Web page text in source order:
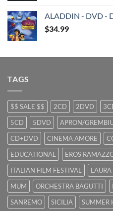
$29.99.$9.99.
ALADDIN - DVD -
$34.99
TAGS
$$ SALE $$ 2CD 2DVD
5CD
5DVD APRON/
CD+DVD
CINEMA AMORE
EDUCATIONAL
EROS
ITALIAN FILM FESTIVAL
LAURA
MUM
ORCHESTRA BAGUTTI
SANREMO
SICILIA SUMMER